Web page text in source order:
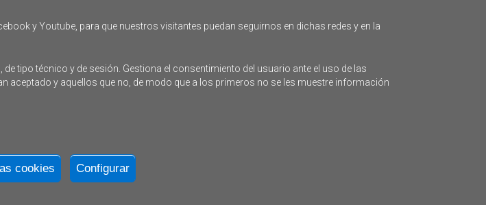
Contacto Accesibilidad
y Youtube, para que nuestros visitantes puedan seguirnos en dichas redes y en la
tipo técnico y de sesión. Gestiona el consentimiento del usuario ante el uso de las
aceptado y aquellos que no, de modo que a los primeros no se les muestre información
cookies Configurar